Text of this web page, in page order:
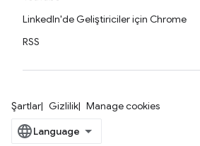
LinkedIn'de Geliştiriciler için Chrome
RSS
Şartlar Gizlilik Manage cookies